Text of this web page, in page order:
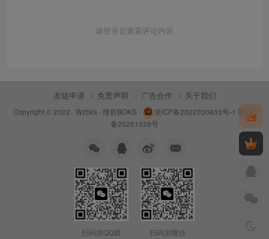
请登录后查看评论内容
友链申请 免责声明 广告合作 关于我们
Copyright © 2022 · Wzbks · 维哲BOKS · 浙ICP备2022030833号-1 萌ICP
备20251029号
扫码加QQ群 扫码加微信